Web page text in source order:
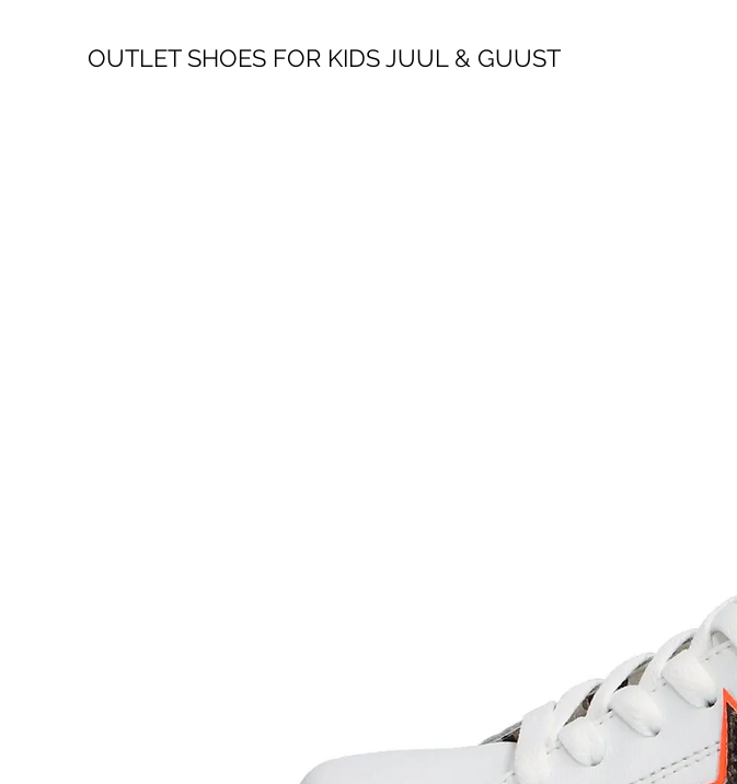
OUTLET SHOES FOR KIDS JUUL & GUUST